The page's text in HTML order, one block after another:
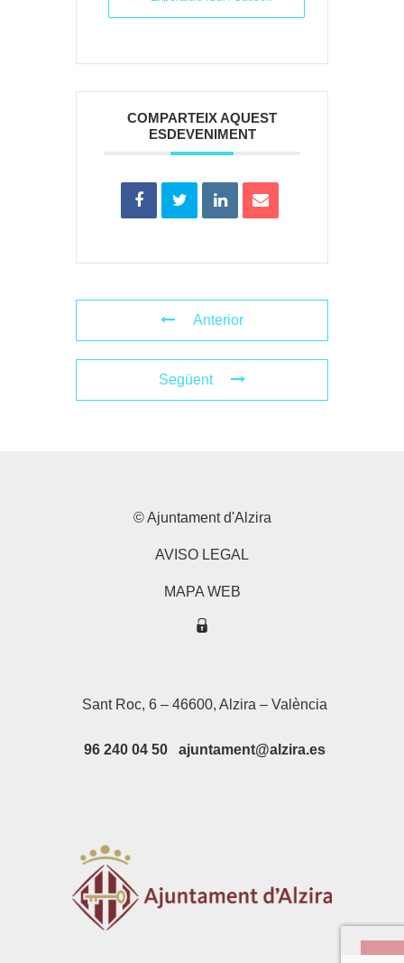
COMPARTEIX AQUEST
ESDEVENIMENT
Anterior
Següent
© Ajuntament d'Alzira
AVISO LEGAL
MAPA WEB
Sant Roc, 6 – 46600, Alzira – València
96 240 04 50 ajuntament@alzira.es